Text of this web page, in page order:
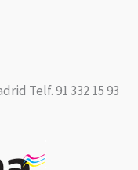
Telf. 91 332 15 93